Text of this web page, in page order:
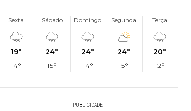
Sexta
19°
14°
Sábado
24°
15°
Domingo
24°
14°
Segunda
24°
15°
Terça
20°
12°
PUBLICIDADE